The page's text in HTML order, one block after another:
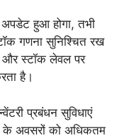
हुआ होगा, तभी
गणना सुनिश्चित रख
और स्टॉक लेवल पर
है।
प्रबंधन सुविधाएं
के अवसरों को अधिकतम